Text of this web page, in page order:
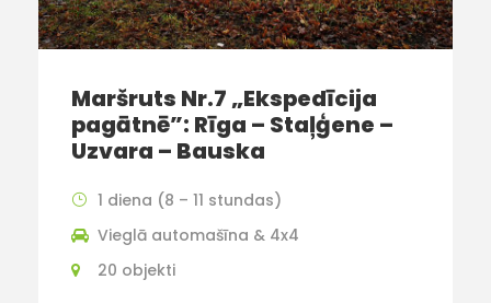
Maršruts Nr.7 „Ekspedīcija
pagātnē”: Rīga – Staļģene –
Uzvara – Bauska
1 diena (8 – 11 stundas)
Vieglā automašīna & 4x4
20 objekti